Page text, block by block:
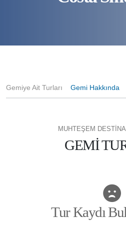
Gemiye Ait Turları Gemi Hakkında
MUHTEŞEM
GEMİ
Tur Kaydı